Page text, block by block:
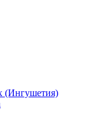
(Ингушетия)